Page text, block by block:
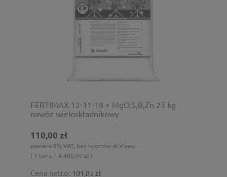
FERTIMAX 12-11-18 + MgO,S,B,Zn 25 kg
nawóz wieloskładnikowy
110,00 zł
zawiera 8% VAT, bez kosztów dostawy
( 1 tona = 4 400,00 zł )
Cena netto: 101,85 zł